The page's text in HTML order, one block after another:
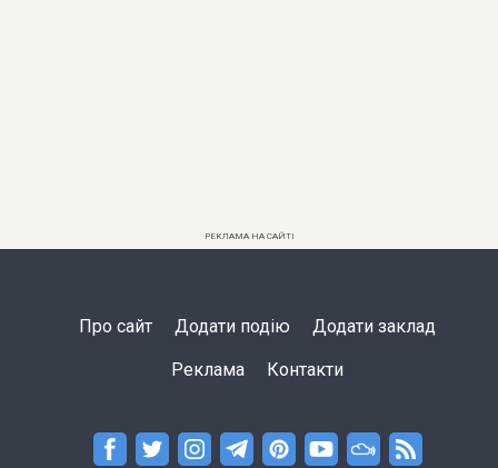
РЕКЛАМА НА САЙТІ
Про сайт Додати подію Додати заклад
Реклама Контакти